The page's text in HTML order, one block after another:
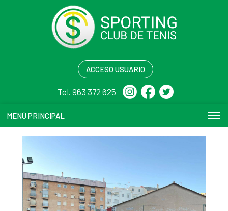
ACCESO USUARIO
Tel. 963 372 625
MENÚ PRINCIPAL